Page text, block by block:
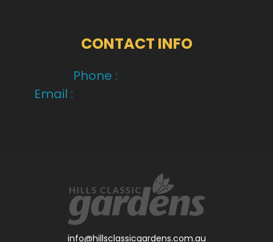
CONTACT INFO
Phone :
Email :
info@hillsclassicgardens.com.au